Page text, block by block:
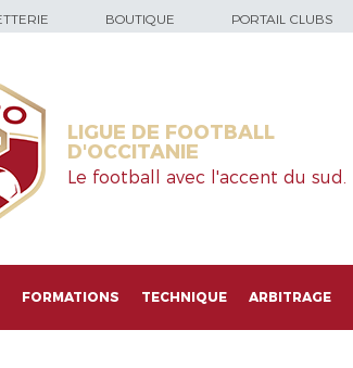
BOUTIQUE PORTAIL CLUBS
LIGUE DE FOOTBALL
D'OCCITANIE
Le football avec l'accent du sud.
FORMATIONS TECHNIQUE ARBITRAGE